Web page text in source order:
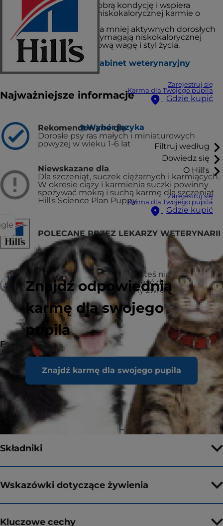
Zarejestruj się
Karma dla Twojego pupila
Gdzie kupić
Wybór języka
Filtruj według
Dowiedz się
O Hill's
Zarejestruj się
Karma dla Twojego pupila
Gdzie kupić
Znajdź odpowiednią
karmę dla swojego
pupila
Znajdź karmę dla swojego pupila
Pomaga psu utrzymać dobrą kondycję i wspiera
aktywność dzięki naszej niskokalorycznej karmie o
doskonałym smaku.
Precyzyjne odżywianie dla mniej aktywnych dorosłych
psów małych ras, które wymagają niskokalorycznej
karmy, aby utrzymać zdrową wagę i styl życia.
Znajdź sklep / gabinet weterynaryjny
Najważniejsze informacje
Rekomendowane dla
Dorosłe psy ras małych i miniaturowych
powyżej w wieku 1-6 lat
Niewskazane dla
Dla szczeniąt, suczek ciężarnych i karmiących.
W okresie ciąży i karmienia suczki powinny
spożywać mokrą i suchą karmę dla szczeniąt
Hill's Science Plan Puppy.
POLECANE PRZEZ LEKARZY WETERYNARII
LUB ZWROT PIENIĘDZY
Jeśli z jakiegoś powodu jesteś niezadowolony,
zwróć niewykorzystaną część do miejsca
zakupu, aby uzyskać pełny zwrot pieniędzy
lub wymianę.
Forma karmy Suche
Smak
Wielkości
opakowań
1.5 kg, 6 kg
Składniki
Wskazówki dotyczące żywienia
Kluczowe cechy